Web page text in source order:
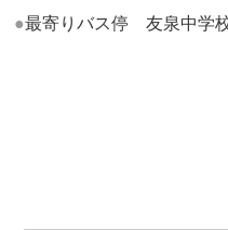
最寄りバス停 友泉中学